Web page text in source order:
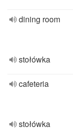
dining room
stołówka
cafeteria
stołówka